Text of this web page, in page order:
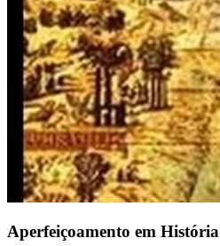
Aperfeiçoamento em História